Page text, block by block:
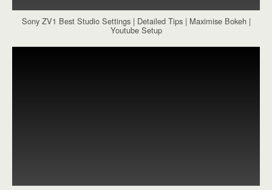
Sony ZV1 Best Studio Settings | Detailed Tips | Maximise Bokeh |
Youtube Setup